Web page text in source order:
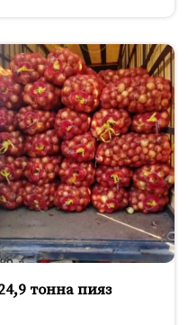
тонна пияз